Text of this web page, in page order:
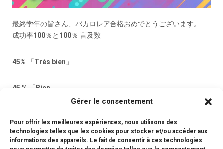
Gérer le consentement
Pour offrir les meilleures expériences, nous utilisons des
technologies telles que les cookies pour stocker et/ou accéder aux
informations des appareils. Le fait de consentir à ces technologies
最終学年の皆さん、バカロレア合格おめでとうございます。
成功率100％と100％ 言及数
45% 「Très bien」
45 % 「Bien」
生徒の皆さん、おめでとうございます！そして先生方にも感謝